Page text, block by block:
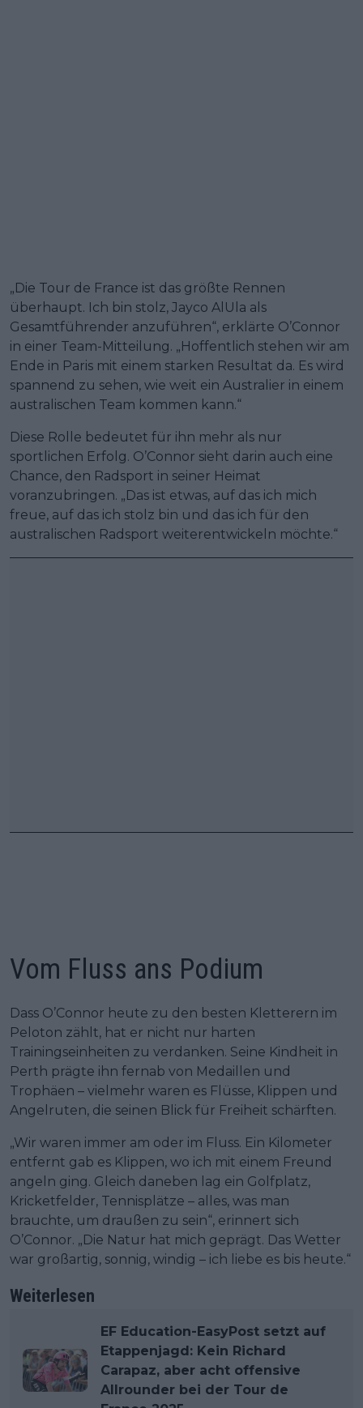
„Die Tour de France ist das größte Rennen
überhaupt. Ich bin stolz, Jayco AlUla als
Gesamtführender anzuführen“, erklärte O’Connor
in einer Team-Mitteilung. „Hoffentlich stehen wir am
Ende in Paris mit einem starken Resultat da. Es wird
spannend zu sehen, wie weit ein Australier in einem
australischen Team kommen kann.“
Diese Rolle bedeutet für ihn mehr als nur
sportlichen Erfolg. O’Connor sieht darin auch eine
Chance, den Radsport in seiner Heimat
voranzubringen. „Das ist etwas, auf das ich mich
freue, auf das ich stolz bin und das ich für den
australischen Radsport weiterentwickeln möchte.“
Vom Fluss ans Podium
Dass O’Connor heute zu den besten Kletterern im
Peloton zählt, hat er nicht nur harten
Trainingseinheiten zu verdanken. Seine Kindheit in
Perth prägte ihn fernab von Medaillen und
Trophäen – vielmehr waren es Flüsse, Klippen und
Angelruten, die seinen Blick für Freiheit schärften.
„Wir waren immer am oder im Fluss. Ein Kilometer
entfernt gab es Klippen, wo ich mit einem Freund
angeln ging. Gleich daneben lag ein Golfplatz,
Kricketfelder, Tennisplätze – alles, was man
brauchte, um draußen zu sein“, erinnert sich
O’Connor. „Die Natur hat mich geprägt. Das Wetter
war großartig, sonnig, windig – ich liebe es bis heute.“
Weiterlesen
EF Education-EasyPost setzt auf
Etappenjagd: Kein Richard
Carapaz, aber acht offensive
Allrounder bei der Tour de